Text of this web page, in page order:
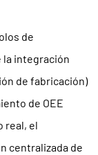
de
integración
de fabricación)
de OEE
real, el
centralizada de